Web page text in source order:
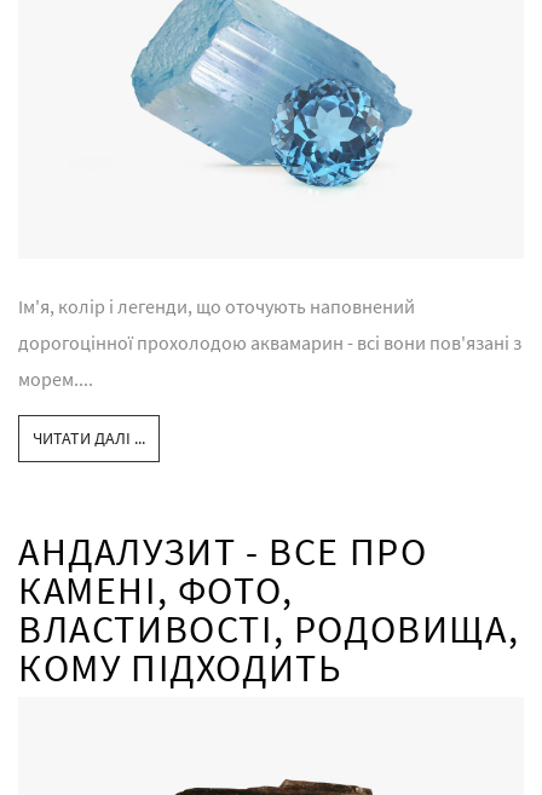
Ім'я, колір і легенди, що оточують наповнений
дорогоцінної прохолодою аквамарин - всі вони пов'язані з
морем....
ЧИТАТИ ДАЛІ ...
АНДАЛУЗИТ - ВСЕ ПРО
КАМЕНІ, ФОТО,
ВЛАСТИВОСТІ, РОДОВИЩА,
КОМУ ПІДХОДИТЬ